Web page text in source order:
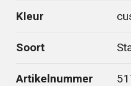
Kleur
Soort
Artikelnummer